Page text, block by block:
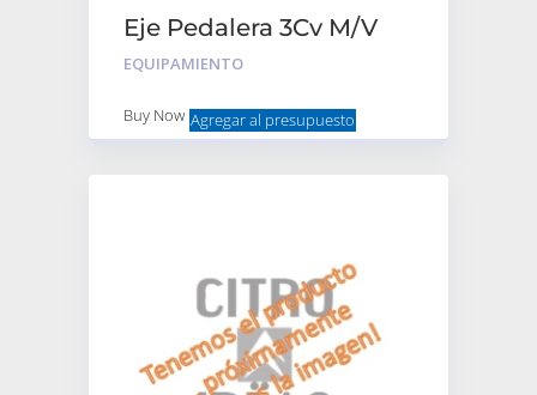
Eje Pedalera 3Cv M/V
Largo C/Esc
EQUIPAMIENTO
Buy Now Agregar al presupuesto